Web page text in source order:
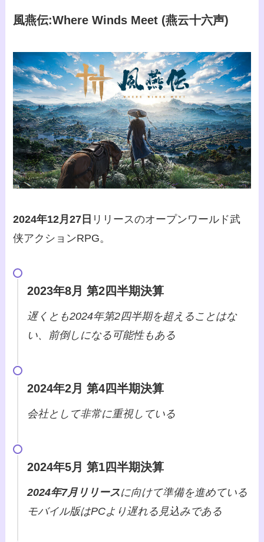
風燕伝:Where Winds Meet (燕云十六声)
2024年12月27日 リリースのオープンワールド武
侠アクションRPG。
2023年8月 第2四半期決算
遅くとも2024年第2四半期を超えることはな
い、前倒しになる可能性もある
2024年2月 第4四半期決算
会社として非常に重視している
2024年5月 第1四半期決算
2024年7月リリースに向けて準備を進めている
モバイル版はPCより遅れる見込みである